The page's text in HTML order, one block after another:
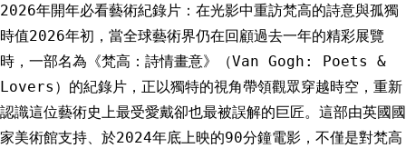
2026年開年必看藝術紀錄片：在光影中重訪梵高的詩意與孤獨
時值2026年初，當全球藝術界仍在回顧過去一年的精彩展覽
時，一部名為《梵高：詩情畫意》（Van Gogh: Poets &
Lovers）的紀錄片，正以獨特的視角帶領觀眾穿越時空，重新
認識這位藝術史上最受愛戴卻也最被誤解的巨匠。這部由英國國
家美術館支持、於2024年底上映的90分鐘電影，不僅是對梵高